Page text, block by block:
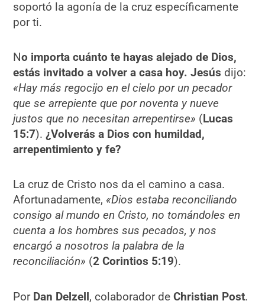
soportó la agonía de la cruz específicamente
por ti.
No importa cuánto te hayas alejado de Dios,
estás invitado a volver a casa hoy. Jesús dijo:
«Hay más regocijo en el cielo por un pecador
que se arrepiente que por noventa y nueve
justos que no necesitan arrepentirse» (Lucas
15:7).¿Volverás a Dios con humildad,
arrepentimiento y fe?
La cruz de Cristo nos da el camino a casa.
Afortunadamente, «Dios estaba reconciliando
consigo al mundo en Cristo, no tomándoles en
cuenta a los hombres sus pecados, y nos
encargó a nosotros la palabra de la
reconciliación» (2 Corintios 5:19).
Por Dan Delzell, colaborador deChristian Post.